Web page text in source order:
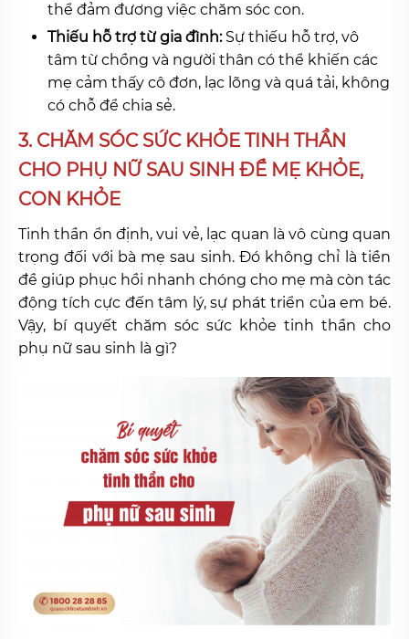
thể đảm đương việc chăm sóc con.
Thiếu hỗ trợ từ gia đình:Sự thiếu hỗ trợ, vô
tâm từ chồng và người thân có thể khiến các
mẹ cảm thấy cô đơn, lạc lõng và quá tải, không
có chỗ để chia sẻ.
3. CHĂM SÓC SỨC KHỎE TINH THẦN
CHO PHỤ NỮ SAU SINH ĐỂ MẸ KHỎE,
CON KHỎE
Tinh thần ổn định, vui vẻ, lạc quan là vô cùng quan
trọng đối với bà mẹ sau sinh. Đó không chỉ là tiền
đề giúp phục hồi nhanh chóng cho mẹ mà còn tác
động tích cực đến tâm lý, sự phát triển của em bé.
Vậy, bí quyết chăm sóc sức khỏe tinh thần cho
phụ nữ sau sinh là gì?